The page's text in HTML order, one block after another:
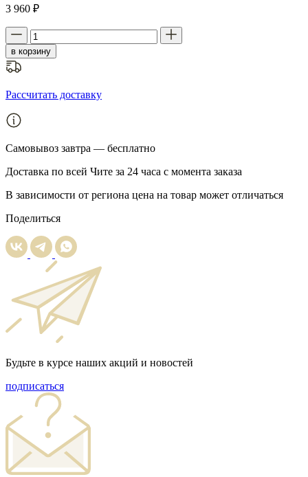
3 960 ₽
в корзину
Рассчитать доставку
Самовывоз завтра — бесплатно
Доставка по всей Чите за 24 часа с момента заказа
В зависимости от региона цена на товар может отличаться
Поделиться
Будьте в курсе наших акций и новостей
подписаться